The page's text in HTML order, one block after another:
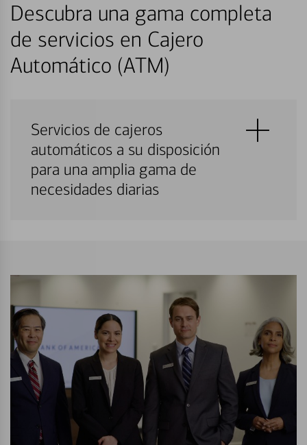
Descubra una gama completa
de servicios en Cajero
Automático (ATM)
Servicios de cajeros
automáticos a su disposición
para una amplia gama de
necesidades diarias